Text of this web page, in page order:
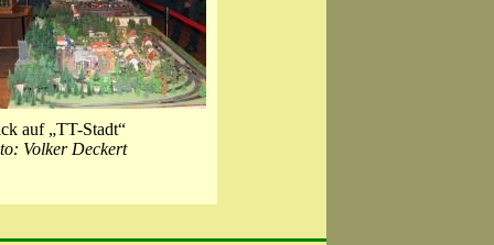
auf „TT-Stadt“
Volker Deckert